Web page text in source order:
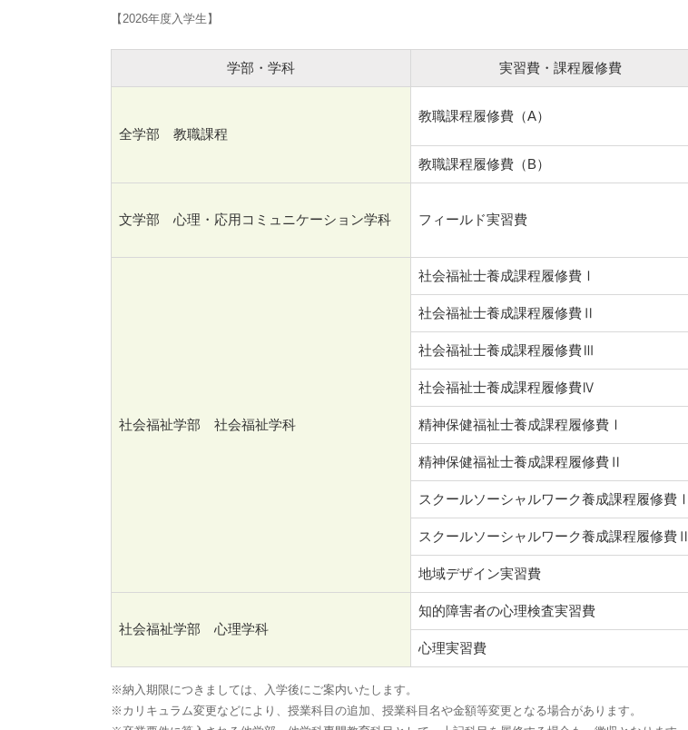
【2026年度入学生】
学部・学科 実習費・課程履修費
全学部 教職課程
教職課程履修費（A）
教職課程履修費（B）
文学部 心理・応用コミュニケーション学科 フィールド実習費
社会福祉学部 社会福祉学科
社会福祉士養成課程履修費Ⅰ
社会福祉士養成課程履修費Ⅱ
社会福祉士養成課程履修費Ⅲ
社会福祉士養成課程履修費Ⅳ
精神保健福祉士養成課程履修費Ⅰ
精神保健福祉士養成課程履修費Ⅱ
スクールソーシャルワーク養成課程履修費Ⅰ
スクールソーシャルワーク養成課程履修費Ⅱ
地域デザイン実習費
社会福祉学部 心理学科
知的障害者の心理検査実習費
心理実習費
※納入期限につきましては、入学後にご案内いたします。
※カリキュラム変更などにより、授業科目の追加、授業科目名や金額等変更となる場合があります。